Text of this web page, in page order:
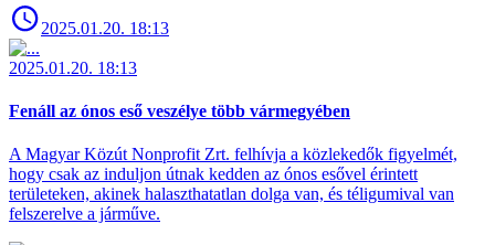
2025.01.20. 18:13
2025.01.20. 18:13
Fenáll az ónos eső veszélye több vármegyében
A Magyar Közút Nonprofit Zrt. felhívja a közlekedők figyelmét,
hogy csak az induljon útnak kedden az ónos esővel érintett
területeken, akinek halaszthatatlan dolga van, és téligumival van
felszerelve a járműve.